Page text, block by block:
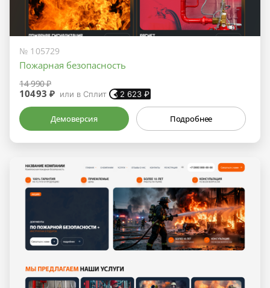
№ 105729
Пожарная безопасность
14 990 ₽
10493 ₽ или в Сплит 2 623 ₽
Демоверсия Подробнее